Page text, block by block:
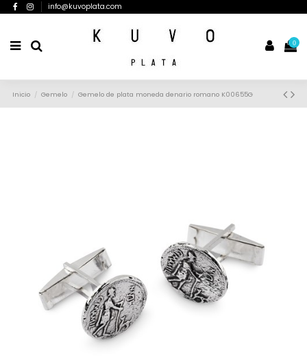
info@kuvoplata.com
0
Inicio Gemelo Gemelo de plata moneda denario romano K00655G